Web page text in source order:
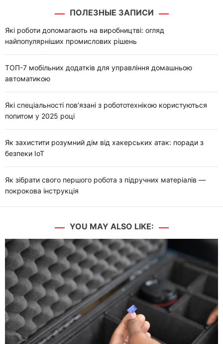
ПОЛЕЗНЫЕ ЗАПИСИ
Які роботи допомагають на виробництві: огляд
найпопулярніших промислових рішень
ТОП-7 мобільних додатків для управління домашньою
автоматикою
Які спеціальності пов’язані з робототехнікою користуються
попитом у 2025 році
Як захистити розумний дім від хакерських атак: поради з
безпеки IoT
Як зібрати свого першого робота з підручних матеріалів —
покрокова інструкція
YOU MAY ALSO LIKE: